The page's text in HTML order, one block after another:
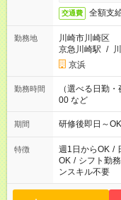
交通費 全額支
勤務地
川崎市川崎区
京急川崎駅 /
京浜
勤務時間
（選べる日勤
00 など
期間 研修後即日～
特徴 週1日からOK /
OK / シフト勤務
ンスキル不要